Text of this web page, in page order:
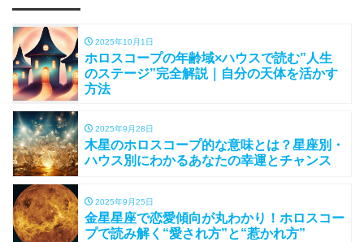
2025年10月1日
ホロスコープの年齢域×ハウスで読む”人生
のステージ”完全解説｜自分の天体を活かす
方法
2025年9月28日
木星のホロスコープ的な意味とは？星座別・
ハウス別にわかるあなたの幸運とチャンス
2025年9月25日
金星星座で恋愛傾向が丸わかり！ホロスコー
プで読み解く“愛され方”と“惹かれ方”